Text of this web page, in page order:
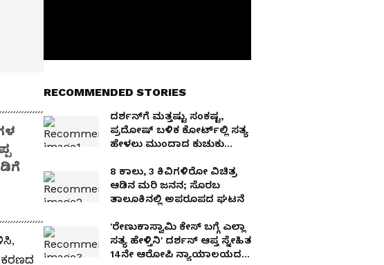
RECOMMENDED STORIES
ದರ್ಶನ್‌ಗೆ ಮತ್ತಷ್ಟು ಸಂಕಷ್ಟ,
ಪ್ರದೋಷ್ ಬಳಿಕ ಕೋರ್ಟ್‌ಲ್ಲಿ ಸತ್ಯ
ಹೇಳಲು ಮುಂದಾದ ಕುಚುಕು
8 ಕಾಲು, 3 ಕಿವಿಗಳಿರೋ ವಿಚಿತ್ರ
ಆಡಿನ ಮರಿ ಜನನ; ಸೊರಬ
ತಾಲೂಕಿನಲ್ಲಿ ಅಪರೂಪದ ಘಟನೆ
'ರೇಣುಕಾಸ್ವಾಮಿ ಕೇಸ್‌ ಬಗ್ಗೆ ಎಲ್ಲಾ
ಸತ್ಯ ಹೇಳ್ತಿನಿ' ದರ್ಶನ್ ಆಪ್ತ ಸ್ನೇಹಿತ
14ನೇ ಆರೋಪಿ ನ್ಯಾಯಾಲಯದಲ್ಲಿ